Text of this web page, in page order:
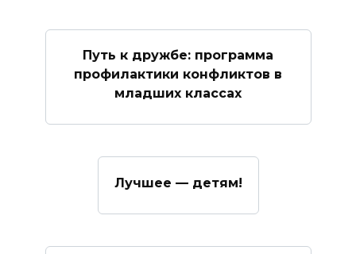
Путь к дружбе: программа
профилактики конфликтов в
младших классах
Лучшее — детям!